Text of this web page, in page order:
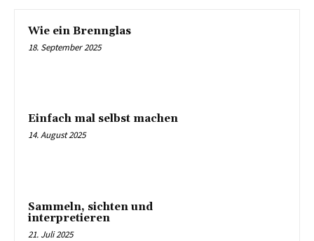
Wie ein Brennglas
18. September 2025
Einfach mal selbst machen
14. August 2025
Sammeln, sichten und
interpretieren
21. Juli 2025